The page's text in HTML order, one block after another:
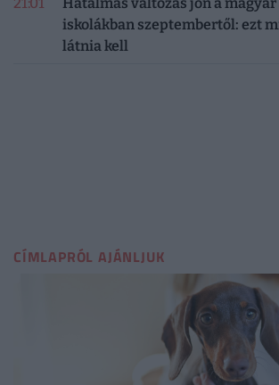
iskolákban szeptembertől: ezt
látnia kell
CÍMLAPRÓL AJÁNLJUK